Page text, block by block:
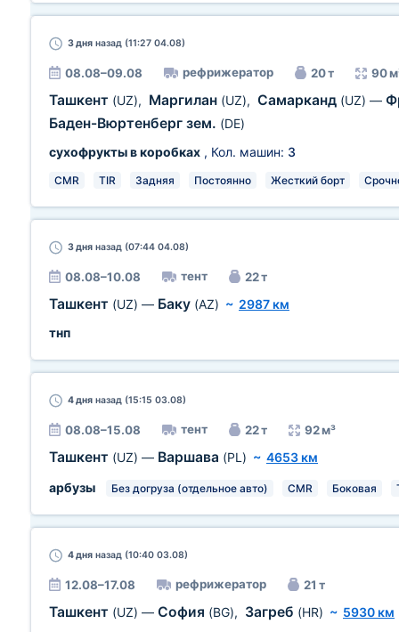
3 дня назад (11:27 04.08)
08.08–09.08 рефрижератор 20 т 90
Ташкент (UZ), Маргилан (UZ), Самарканд (UZ) —
Баден-Вюртенберг зем. (DE)
сухофрукты в коробках , Кол. машин: 3
CMR TIR Задняя Постоянно Жесткий борт
3 дня назад (07:44 04.08)
08.08–10.08 тент 22 т
Ташкент (UZ) — Баку (AZ) ~ 2987 км
тнп
4 дня назад (15:15 03.08)
08.08–15.08 тент 22 т 92 м³
Ташкент (UZ) — Варшава (PL) ~ 4653 км
арбузы
Без догруза (отдельное авто) CMR Боковая
4 дня назад (10:40 03.08)
12.08–17.08 рефрижератор 21 т
Ташкент (UZ) — София (BG), Загреб (HR) ~ 5930 км